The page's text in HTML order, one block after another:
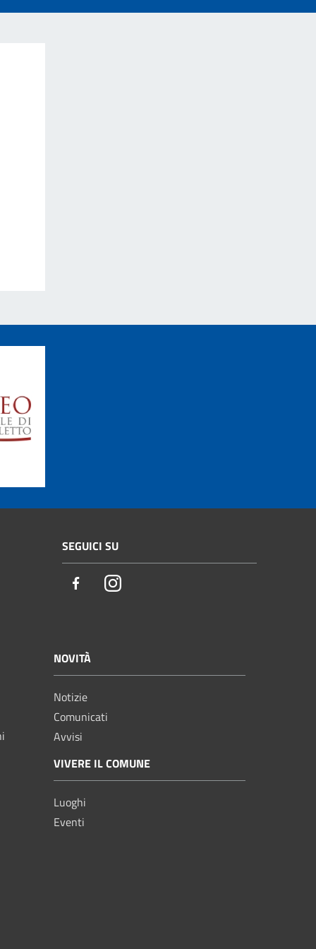
SEGUICI SU
FacebookInstagram
NOVITÀ
Notizie
Comunicati
Avvisi
VIVERE IL COMUNE
Luoghi
Eventi